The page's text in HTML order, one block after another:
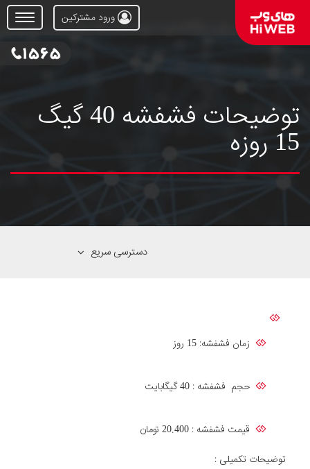
Open
Menu
ورود مشترکین
توضیحات فشفشه 40 گیگ
15 روزه
دسترسی سریع
زمان فشفشه: 15 روز
حجم فشفشه : 40 گیگابایت
قیمت فشفشه : 20.400 تومان
توضیحات تکمیلی :